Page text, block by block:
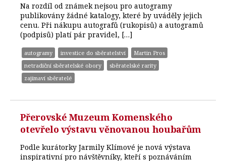
Na rozdíl od známek nejsou pro autogramy
publikovány žádné katalogy, které by uváděly jejich
cenu. Při nákupu autografů (rukopisů) a autogramů
(podpisů) platí pár pravidel, […]
autogramy investice do sběratelství
Martin Pros
netradiční sběratelské obory
sběratelské rarity
zajímaví sběratelé
Přerovské Muzeum Komenského
otevřelo výstavu věnovanou houbařům
Podle kurátorky Jarmily Klímové je nová výstava
inspirativní pro návštěvníky, kteří s poznáváním